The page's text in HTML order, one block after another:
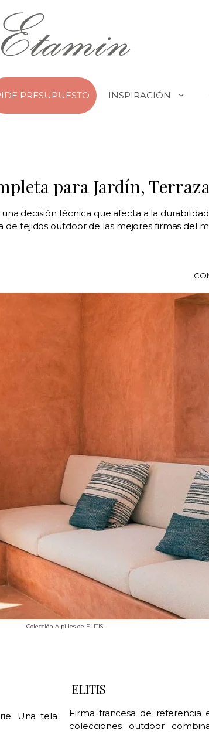
PRESUPUESTO INSPIRACIÓN
para Jardín,
decisión técnica que afecta a la
tejidos outdoor de las mejores firmas del
Colección Alpilles de ELITIS
Una tela
ELITIS
Firma francesa de referencia
colecciones outdoor